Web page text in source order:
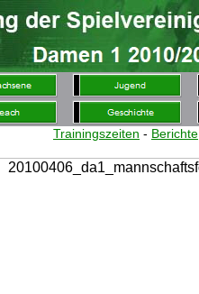
Trainingszeiten - Berichte